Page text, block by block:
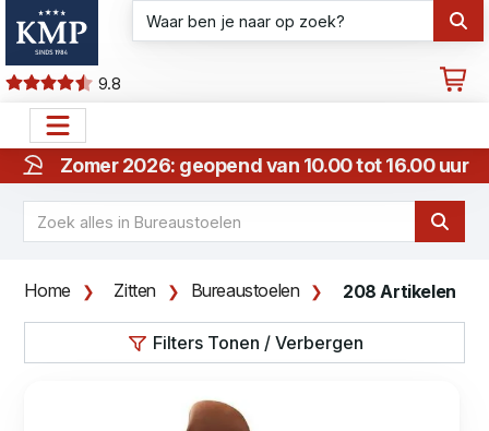
9.8
Zomer 2026: geopend van 10.00 tot 16.00 uur
Home Zitten Bureaustoelen 208 Artikelen
Filters Tonen / Verbergen